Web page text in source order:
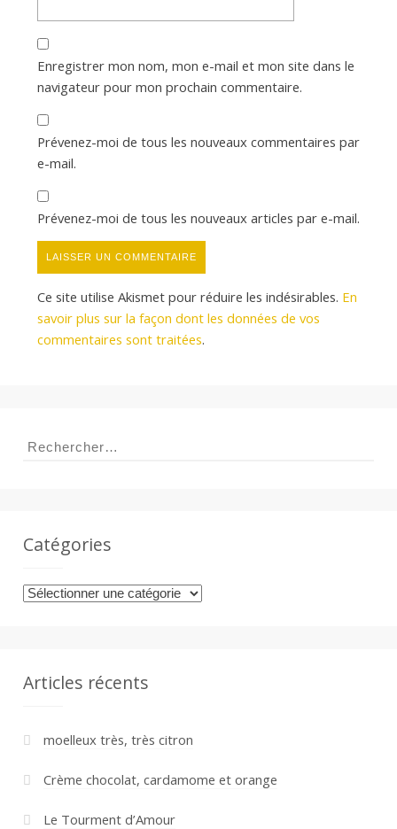
Enregistrer mon nom, mon e-mail et mon site dans le
navigateur pour mon prochain commentaire.
Prévenez-moi de tous les nouveaux commentaires par
e-mail.
Prévenez-moi de tous les nouveaux articles par e-mail.
Ce site utilise Akismet pour réduire les indésirables. En
savoir plus sur la façon dont les données de vos
commentaires sont traitées.
Rechercher :
Catégories
Catégories
Articles récents
moelleux très, très citron
Crème chocolat, cardamome et orange
Le Tourment d’Amour